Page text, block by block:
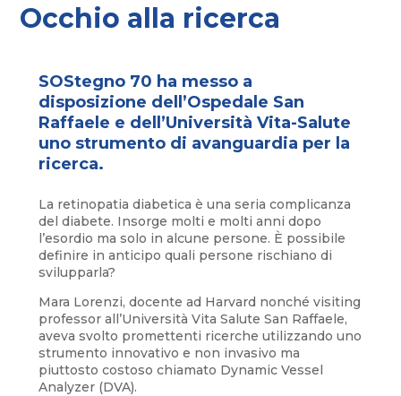
Occhio alla ricerca
SOStegno 70 ha messo a
disposizione dell’Ospedale San
Raffaele e dell’Università Vita-Salute
uno strumento di avanguardia per la
ricerca.
La retinopatia diabetica è una seria complicanza
del diabete. Insorge molti e molti anni dopo
l’esordio ma solo in alcune persone. È possibile
definire in anticipo quali persone rischiano di
svilupparla?
Mara Lorenzi, docente ad Harvard nonché visiting
professor all’Università Vita Salute San Raffaele,
aveva svolto promettenti ricerche utilizzando uno
strumento innovativo e non invasivo ma
piuttosto costoso chiamato Dynamic Vessel
Analyzer (DVA).